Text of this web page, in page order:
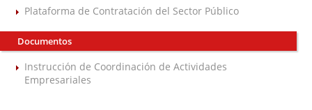
Plataforma de Contratación del Sector Público
Documentos
Instrucción de Coordinación de Actividades
Empresariales